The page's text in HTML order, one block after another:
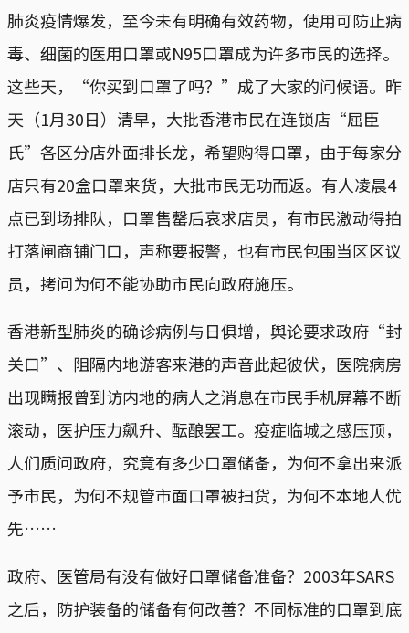
肺炎疫情爆发，至今未有明确有效药物，使用可防止病
毒、细菌的医用口罩或N95口罩成为许多市民的选择。
这些天，“你买到口罩了吗？”成了大家的问候语。昨
天（1月30日）清早，大批香港市民在连锁店“屈臣
氏”各区分店外面排长龙，希望购得口罩，由于每家分
店只有20盒口罩来货，大批市民无功而返。有人凌晨4
点已到场排队，口罩售罄后哀求店员，有市民激动得拍
打落闸商铺门口，声称要报警，也有市民包围当区区议
员，拷问为何不能协助市民向政府施压。
香港新型肺炎的确诊病例与日俱增，舆论要求政府“封
关口”、阻隔内地游客来港的声音此起彼伏，医院病房
出现瞒报曾到访内地的病人之消息在市民手机屏幕不断
滚动，医护压力飙升、酝酿罢工。疫症临城之感压顶，
人们质问政府，究竟有多少口罩储备，为何不拿出来派
予市民，为何不规管市面口罩被扫货，为何不本地人优
先……
政府、医管局有没有做好口罩储备准备？2003年SARS
之后，防护装备的储备有何改善？不同标准的口罩到底